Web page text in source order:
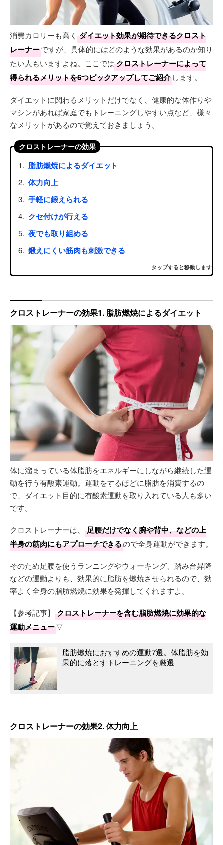
消費カロリーも高く ダイエット効果が期待できるクロスト
レーナーですが、具体的にはどのような効果があるのか知り
たい人もいますよね。ここでは クロストレーナーによって
得られるメリットを6つピックアップしてご紹介 します。
ダイエットに関わるメリットだけでなく、健康的な体作りや
マシンがあれば家庭でもトレーニングしやすい点など、様々
なメリットがあるので覚えておきましょう。
クロストレーナーの効果
脂肪燃焼によるダイエット
体力向上
手軽に鍛えられる
クセ付けが行える
夜でも取り組める
鍛えにくい筋肉も刺激できる
タップすると移動します
クロストレーナーの効果1. 脂肪燃焼によるダイエット
体に溜まっている体脂肪をエネルギーにしながら継続した運
動を行う有酸素運動。運動をするほどに脂肪を消費するの
で、ダイエット目的に有酸素運動を取り入れている人も多い
です。
クロストレーナーは、
足腰だけでなく腕や背中、などの上
半身の筋肉にもアプローチできるので全身運動ができます。
そのため足腰を使うランニングやウォーキング、踏み台昇降
などの運動よりも、効果的に脂肪を燃焼させられるので、効
率よく全身の脂肪燃焼に効果を発揮してくれますよ。
【参考記事】
クロストレーナーを含む脂肪燃焼に効果的な
運動メニュー▽
脂肪燃焼におすすめの運動7選。体脂肪を効
果的に落とすトレーニングを厳選
クロストレーナーの効果2. 体力向上